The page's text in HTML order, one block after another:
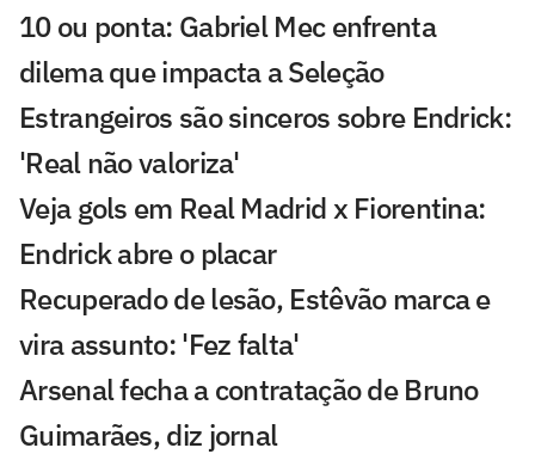
10 ou ponta: Gabriel Mec enfrenta
dilema que impacta a Seleção
Estrangeiros são sinceros sobre Endrick:
'Real não valoriza'
Veja gols em Real Madrid x Fiorentina:
Endrick abre o placar
Recuperado de lesão, Estêvão marca e
vira assunto: 'Fez falta'
Arsenal fecha a contratação de Bruno
Guimarães, diz jornal